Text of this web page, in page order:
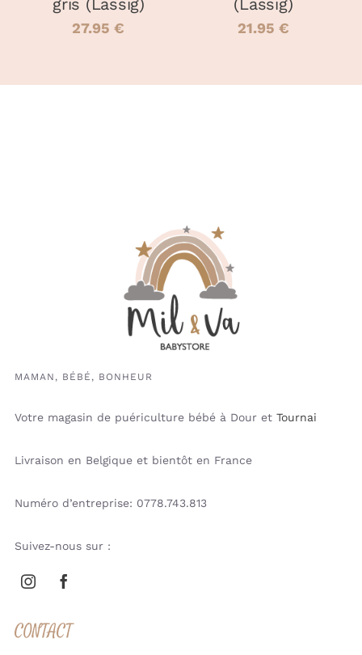
DU
PRODUIT
gris (Lassig)
27.95€
DU
PRODUIT
(Lassig)
21.95 €
MAMAN, BÉBÉ, BONHEUR
Votre magasin de puériculture bébé à Dour et Tournai
Livraison en Belgique et bientôt en France
Numéro d’entreprise: 0778.743.813
Suivez-nous sur :
CONTACT